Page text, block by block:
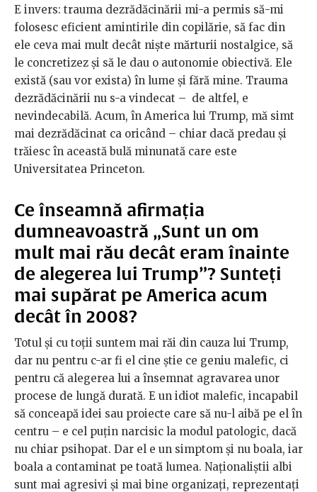
E invers: trauma dezrădăcinării mi-a permis să-mi
folosesc eficient amintirile din copilărie, să fac din
ele ceva mai mult decât niște mărturii nostalgice, să
le concretizez și să le dau o autonomie obiectivă. Ele
există (sau vor exista) în lume și fără mine. Trauma
dezrădăcinării nu s-a vindecat – de altfel, e
nevindecabilă. Acum, în America lui Trump, mă simt
mai dezrădăcinat ca oricând – chiar dacă predau și
trăiesc în această bulă minunată care este
Universitatea Princeton.
Ce înseamnă afirmația
dumneavoastră „Sunt un om
mult mai rău decât eram înainte
de alegerea lui Trump”? Sunteți
mai supărat pe America acum
decât în 2008?
Totul și cu toții suntem mai răi din cauza lui Trump,
dar nu pentru c-ar fi el cine știe ce geniu malefic, ci
pentru că alegerea lui a însemnat agravarea unor
procese de lungă durată. E un idiot malefic, incapabil
să conceapă idei sau proiecte care să nu-l aibă pe el în
centru – e cel puțin narcisic la modul patologic, dacă
nu chiar psihopat. Dar el e un simptom și nu boala, iar
boala a contaminat pe toată lumea. Naționaliștii albi
sunt mai agresivi și mai bine organizați, reprezentați